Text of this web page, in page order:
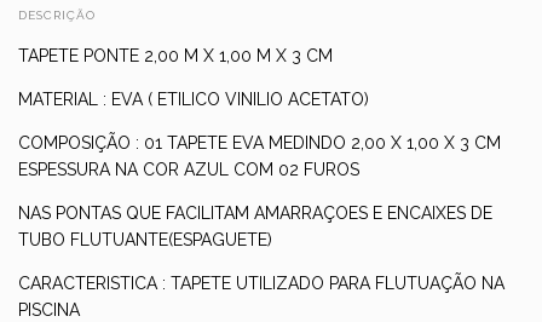
DESCRIÇÃO
TAPETE PONTE 2,00 M X 1,00 M X 3 CM
MATERIAL : EVA ( ETILICO VINILIO ACETATO)
COMPOSIÇÃO : 01 TAPETE EVA MEDINDO 2,00 X 1,00 X 3 CM
ESPESSURA NA COR AZUL COM 02 FUROS
NAS PONTAS QUE FACILITAM AMARRAÇOES E ENCAIXES DE
TUBO FLUTUANTE(ESPAGUETE)
CARACTERISTICA : TAPETE UTILIZADO PARA FLUTUAÇÃO NA
PISCINA